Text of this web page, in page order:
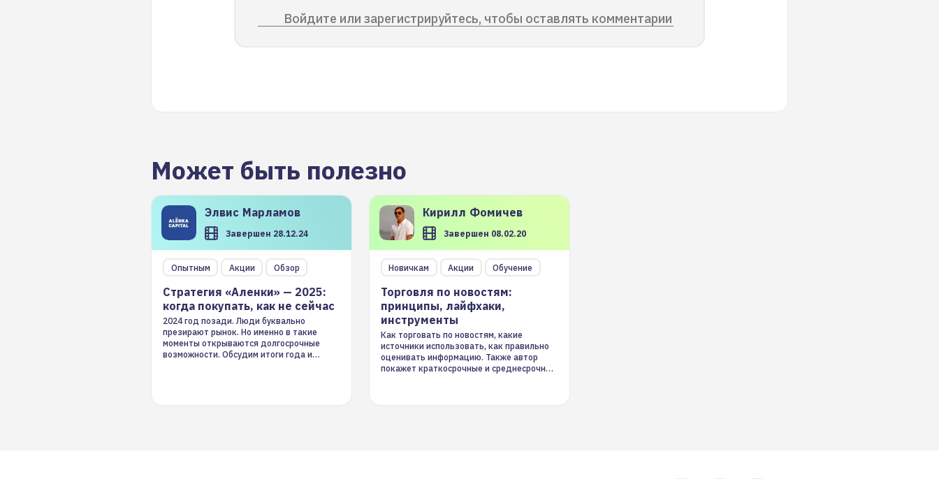
Войдите или зарегистрируйтесь, чтобы оставлять комментарии
Может быть полезно
Элвис Марламов
Завершен 28.12.24
Опытным Акции Обзор
Стратегия «Аленки» — 2025:
когда покупать, как не сейчас
2024 год позади. Люди буквально
презирают рынок. Но именно в такие
моменты открываются долгосрочные
возможности. Обсудим итоги года и
Кирилл Фомичев
Завершен 08.02.20
Новичкам Акции Обучение
Торговля по новостям:
принципы, лайфхаки,
инструменты
Как торговать по новостям, какие
источники использовать, как правильно
оценивать информацию. Также автор
покажет краткосрочные и среднесрочные